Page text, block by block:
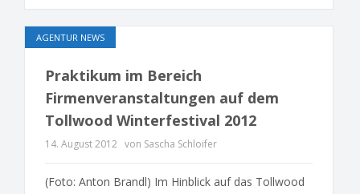
AGENTUR NEWS
Praktikum im Bereich
Firmenveranstaltungen auf dem
Tollwood Winterfestival 2012
14. August 2012 von Sascha Schloifer
(Foto: Anton Brandl) Im Hinblick auf das Tollwood